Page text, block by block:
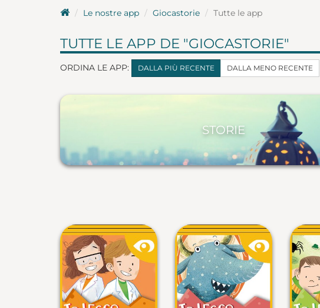
Le nostre app Giocastorie Tutte le app
TUTTE LE APP DE "GIOCASTORIE"
ORDINA LE APP: DALLA PIÙ RECENTE DALLA MENO RECENTE
STORIE